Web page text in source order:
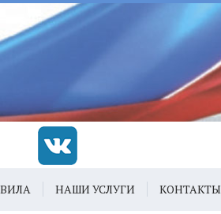
НАШИ УСЛУГИ КОНТАКТЫ